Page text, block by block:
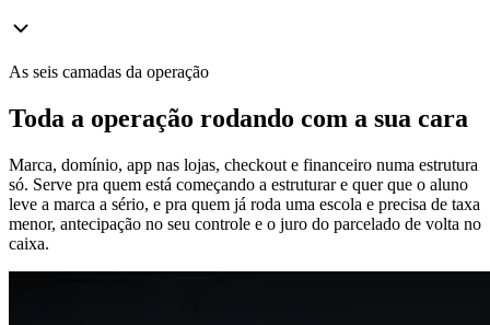
As seis camadas da operação
Toda a operação rodando com a sua cara
Marca, domínio, app nas lojas, checkout e financeiro numa estrutura
só. Serve pra quem está começando a estruturar e quer que o aluno
leve a marca a sério, e pra quem já roda uma escola e precisa de taxa
menor, antecipação no seu controle e o juro do parcelado de volta no
caixa.